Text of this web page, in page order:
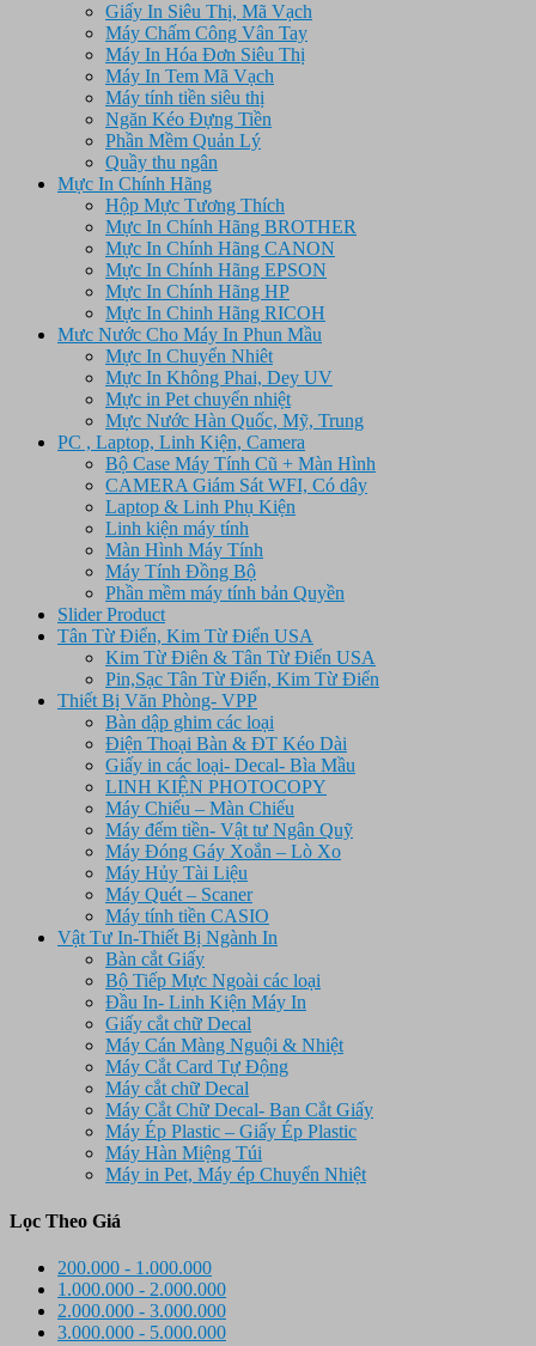
Giấy In Siêu Thị, Mã Vạch
Máy Chấm Công Vân Tay
Máy In Hóa Đơn Siêu Thị
Máy In Tem Mã Vạch
Máy tính tiền siêu thị
Ngăn Kéo Đựng Tiền
Phần Mềm Quản Lý
Quầy thu ngân
Mực In Chính Hãng
Hộp Mực Tương Thích
Mực In Chính Hãng BROTHER
Mực In Chính Hãng CANON
Mực In Chính Hãng EPSON
Mực In Chính Hãng HP
Mực In Chinh Hãng RICOH
Mưc Nước Cho Máy In Phun Mầu
Mực In Chuyển Nhiêt
Mực In Không Phai, Dey UV
Mực in Pet chuyển nhiệt
Mực Nước Hàn Quốc, Mỹ, Trung
PC , Laptop, Linh Kiện, Camera
Bộ Case Máy Tính Cũ + Màn Hình
CAMERA Giám Sát WFI, Có dây
Laptop & Linh Phụ Kiện
Linh kiện máy tính
Màn Hình Máy Tính
Máy Tính Đồng Bộ
Phần mềm máy tính bản Quyền
Slider Product
Tân Từ Điển, Kim Từ Điển USA
Kim Từ Điên & Tân Từ Điển USA
Pin,Sạc Tân Từ Điển, Kim Từ Điển
Thiết Bị Văn Phòng- VPP
Bàn dập ghim các loại
Điện Thoại Bàn & ĐT Kéo Dài
Giấy in các loại- Decal- Bìa Mầu
LINH KIỆN PHOTOCOPY
Máy Chiếu – Màn Chiếu
Máy đếm tiền- Vật tư Ngân Quỹ
Máy Đóng Gáy Xoắn – Lò Xo
Máy Hủy Tài Liệu
Máy Quét – Scaner
Máy tính tiền CASIO
Vật Tư In-Thiết Bị Ngành In
Bàn cắt Giấy
Bộ Tiếp Mực Ngoài các loại
Đầu In- Linh Kiện Máy In
Giấy cắt chữ Decal
Máy Cán Màng Nguội & Nhiệt
Máy Cắt Card Tự Động
Máy cắt chữ Decal
Máy Cắt Chữ Decal- Ban Cắt Giấy
Máy Ép Plastic – Giấy Ép Plastic
Máy Hàn Miệng Túi
Máy in Pet, Máy ép Chuyển Nhiệt
Lọc Theo Giá
200.000 - 1.000.000
1.000.000 - 2.000.000
2.000.000 - 3.000.000
3.000.000 - 5.000.000